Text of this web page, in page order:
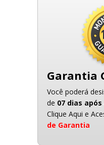
Garantia
Você poderá
de 07 dias
Clique Aqui e
de Garantia